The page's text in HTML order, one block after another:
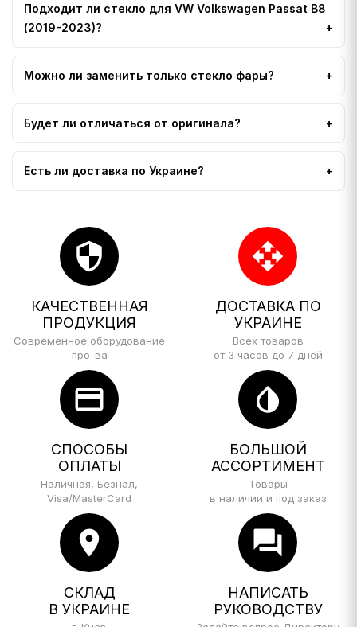
Подходит ли стекло для VW Volkswagen Passat B8
(2019-2023)?
Можно ли заменить только стекло фары?
Будет ли отличаться от оригинала?
Есть ли доставка по Украине?
security
КАЧЕСТВЕННАЯ
ПРОДУКЦИЯ
Современное оборудование
про-ва
open_with
ДОСТАВКА ПО
УКРАИНЕ
Всех товаров
от 3 часов до 7 дней
credit_card
СПОСОБЫ
ОПЛАТЫ
Наличная, Безнал,
Visa/MasterCard
invert_colors
БОЛЬШОЙ
АССОРТИМЕНТ
Товары
в наличии и под заказ
location_on
СКЛАД
В УКРАИНЕ
forum
НАПИСАТЬ
РУКОВОДСТВУ